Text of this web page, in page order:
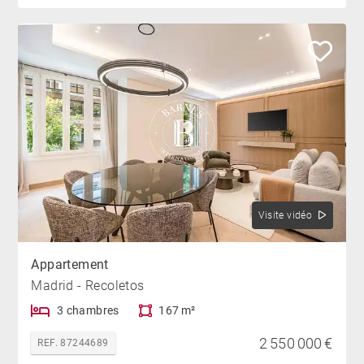
Visite vidéo
Appartement
Madrid - Recoletos
3 chambres 167 m²
REF. 87244689 2 550 000 €